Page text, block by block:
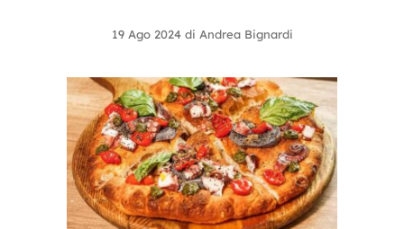
19 Ago 2024 di Andrea Bignardi